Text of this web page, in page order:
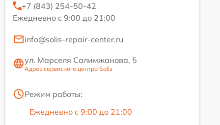
+7 (843) 254-50-42
Ежедневно с 9:00 до 21:00
info@solis-repair-center.ru
ул. Марселя Салимжанова, 5
Адрес сервисного центра Solis
Режим работы:
Ежедневно с 9:00 до 21:00